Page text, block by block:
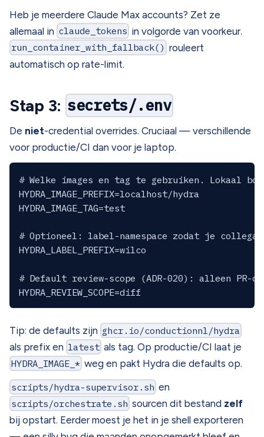
Heb je meerdere Claude Max accounts? Zet ze
allemaal in claude_tokens in volgorde van voorkeur.
run_container_with_fallback() rouleert
automatisch op rate-limit.
Stap 3: secrets/.env
De niet-credential overrides. Cruciaal — verschillende
voor productie/CI dan voor je laptop.
# Welke images en tag te gebruiken. Lokaal
HYDRA_IMAGE_PREFIX=localhost/hydra
HYDRA_IMAGE_TAG=test
# Optioneel: label-namespace zodat je
HYDRA_LABEL_PREFIX=wilco
# Default review-scope (ADR-020): alleen
Tip: de defaults zijn ghcr.io/conductionnl/hydra
als prefix en latest als tag. Op productie/CI laat je
HYDRA_IMAGE_* weg en pakt Hydra die defaults op.
scripts/hydra-supervisor.sh en
scripts/orchestrate.sh sourcen dit bestand zelf
bij opstart. Eerder moest je het in je shell exporteren